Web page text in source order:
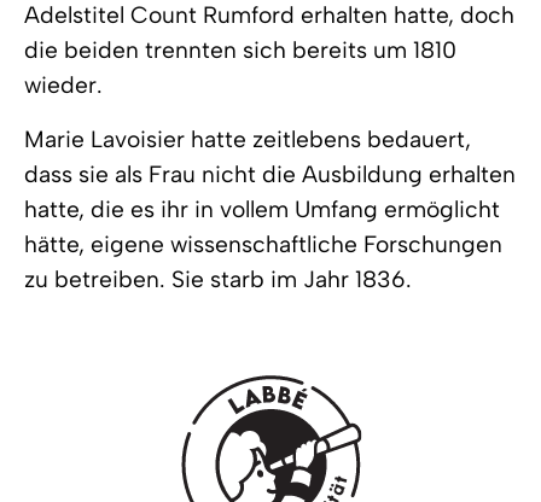
Adelstitel Count Rumford erhalten hatte, doch
die beiden trennten sich bereits um 1810
wieder.
Marie Lavoisier hatte zeitlebens bedauert,
dass sie als Frau nicht die Ausbildung erhalten
hatte, die es ihr in vollem Umfang ermöglicht
hätte, eigene wissenschaftliche Forschungen
zu betreiben. Sie starb im Jahr 1836.